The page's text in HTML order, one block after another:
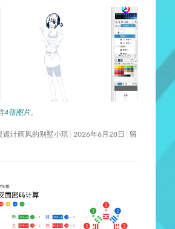
4张图片。
诡计画风的别墅小琪 2026年6月28日
留